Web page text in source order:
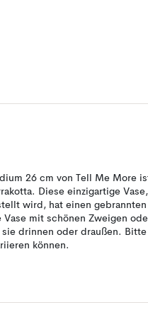
26 cm von Tell Me More
Diese einzigartige
wird, hat einen
mit schönen Zweigen
drinnen oder draußen.
können.